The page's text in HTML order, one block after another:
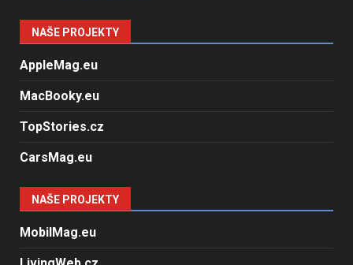
NAŠE PROJEKTY
AppleMag.eu
MacBooky.eu
TopStories.cz
CarsMag.eu
NAŠE PROJEKTY
MobilMag.eu